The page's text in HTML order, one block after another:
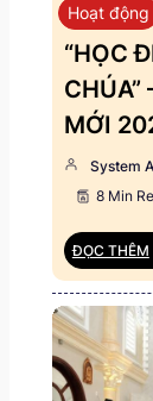
Hoạt động
“HỌC
CHÚA”
MỚI
System
8 Min
ĐỌC THÊM